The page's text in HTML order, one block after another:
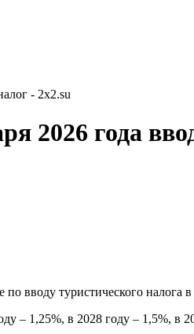
- 2x2.su
2026 года
вводу туристического налога
– 1,25%, в 2028 году – 1,5%,